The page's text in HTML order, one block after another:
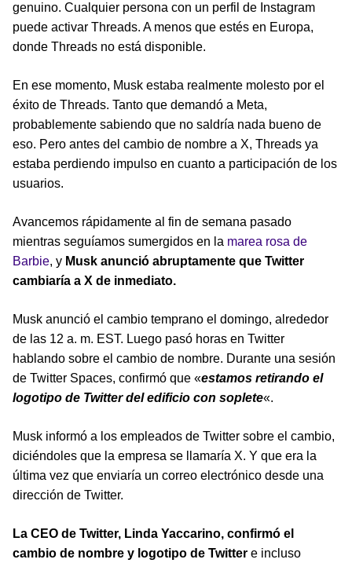
genuino. Cualquier persona con un perfil de Instagram
puede activar Threads. A menos que estés en Europa,
donde Threads no está disponible.
En ese momento, Musk estaba realmente molesto por el
éxito de Threads. Tanto que demandó a Meta,
probablemente sabiendo que no saldría nada bueno de
eso. Pero antes del cambio de nombre a X, Threads ya
estaba perdiendo impulso en cuanto a participación de los
usuarios.
Avancemos rápidamente al fin de semana pasado
mientras seguíamos sumergidos en la marea rosa de
Barbie, y Musk anunció abruptamente que Twitter
cambiaría a X de inmediato.
Musk anunció el cambio temprano el domingo, alrededor
de las 12 a. m. EST. Luego pasó horas en Twitter
hablando sobre el cambio de nombre. Durante una sesión
de Twitter Spaces, confirmó que «estamos retirando el
logotipo de Twitter del edificio con soplete«.
Musk informó a los empleados de Twitter sobre el cambio,
diciéndoles que la empresa se llamaría X. Y que era la
última vez que enviaría un correo electrónico desde una
dirección de Twitter.
La CEO de Twitter, Linda Yaccarino, confirmó el
cambio de nombre y logotipo de Twitter e incluso